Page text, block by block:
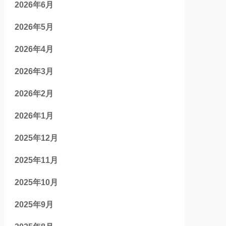
2026年6月
2026年5月
2026年4月
2026年3月
2026年2月
2026年1月
2025年12月
2025年11月
2025年10月
2025年9月